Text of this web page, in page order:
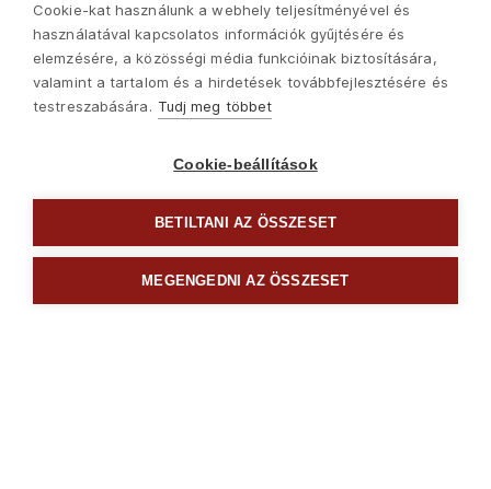
Cookie-kat használunk a webhely teljesítményével és
használatával kapcsolatos információk gyűjtésére és
elemzésére, a közösségi média funkcióinak biztosítására,
valamint a tartalom és a hirdetések továbbfejlesztésére és
testreszabására. Tudj meg többet
Cookie-beállítások
BETILTANI AZ ÖSSZESET
MEGENGEDNI AZ ÖSSZESET